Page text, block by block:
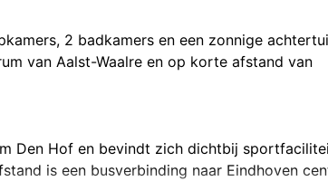
2 badkamers en een zonnige
van Aalst-Waalre en op korte afstand van
Den Hof en bevindt zich dichtbij
is een busverbinding naar Eindhoven